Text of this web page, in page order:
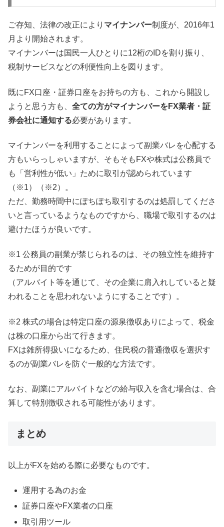
ご存知、法律の改正により マイナンバー制度が、2016年1
月より開始されます。
マイナンバーは国民一人ひとりに12桁のIDを割り振り、
税制サービスなどの利便性向上を図ります。
既にFX口座・証券口座をお持ちの方も、これから開設し
ようと思う方も、 全ての方がマイナンバーをFX業者・証
券会社に通知する必要があります。
マイナンバーを利用することによって副業バレを心配する
方もいらっしゃいますが、そもそもFXや株式は公務員で
も「営利性が低い」ために取引が認められています
（※1）（※2）。
ただ、勤務時間中にぽちぽち取引するのは処罰してくださ
いと言っているようなものですから、職場で取引するのは
避けたほうが良いです。
※1 公務員の副業が禁じられるのは、その独立性を維持す
るためが目的です
（アルバイト等を通じて、その企業に肩入れしていると疑
われることを思われないようにすることです）。
※2 株式の場合は特定口座の源泉徴収ありによって、税金
は株の口座から出て行きます。
FXは雑所得扱いになるため、住民税の普通徴収を選択す
るのが副業バレを防ぐ一般的な方法です。
なお、副業にアルバイトなどの給与収入を含む場合は、合
算して特別徴収される可能性があります。
まとめ
以上がFXを始める際に必要なものです。
運用する為のお金
証券口座やFX業者の口座
取引用ツール